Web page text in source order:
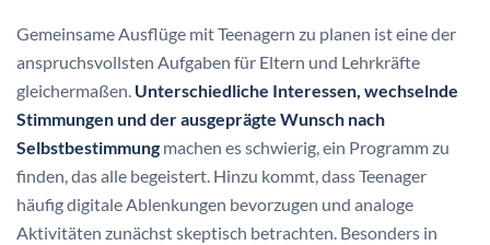
Gemeinsame Ausflüge mit Teenagern zu planen ist eine der
anspruchsvollsten Aufgaben für Eltern und Lehrkräfte
gleichermaßen. Unterschiedliche Interessen, wechselnde
Stimmungen und der ausgeprägte Wunsch nach
Selbstbestimmung machen es schwierig, ein Programm zu
finden, das alle begeistert. Hinzu kommt, dass Teenager
häufig digitale Ablenkungen bevorzugen und analoge
Aktivitäten zunächst skeptisch betrachten. Besonders in